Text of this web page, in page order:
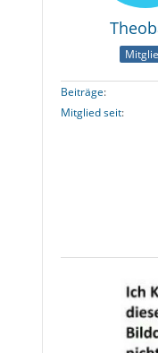
Beiträge
Mitglied seit